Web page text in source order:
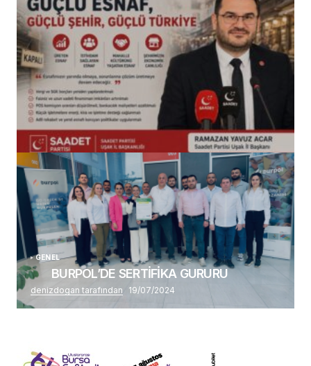
(başlıksız)
Alaattin Karahan tarafından 14/07/2026
GENEL
BURPOL’DE SERTİFİKA GURURU
denizdogan tarafından 19/07/2024